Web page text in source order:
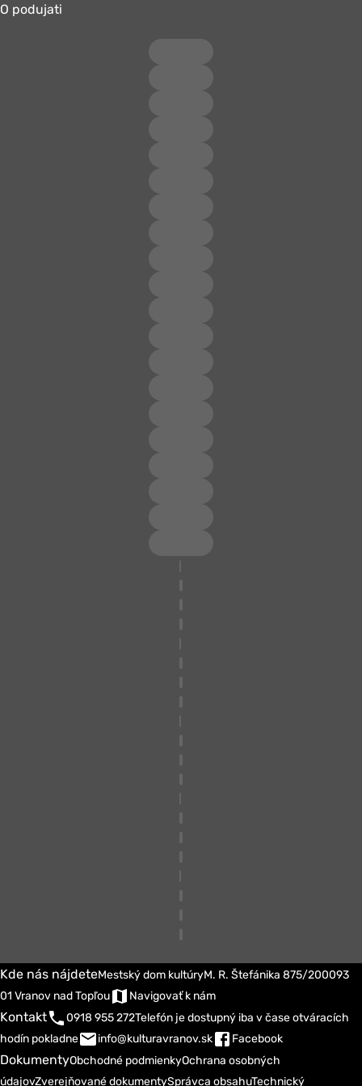
O podujati
Kde nás nájdeteMestský dom kultúryM. R. Štefánika 875/200093
01 Vranov nad Topľou
Navigovať k nám
Kontakt 0918 955 272Telefón je dostupný iba v čase otváracích
hodín pokladne
info@kulturavranov.sk Facebook
DokumentyObchodné podmienkyOchrana osobných
údajovZverejňované dokumentySprávca obsahuTechnický